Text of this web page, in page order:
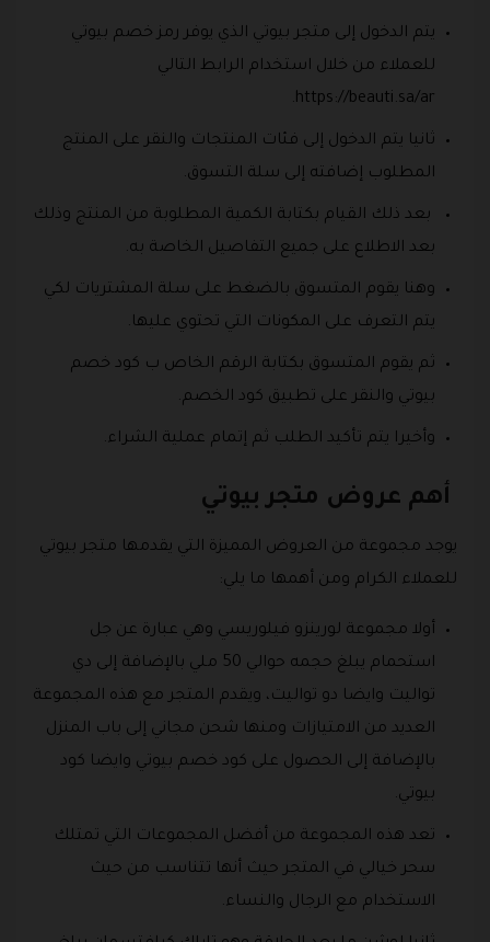
يتم الدخول إلى متجر بيوتي الذي يوفر رمز خصم بيوتي
للعملاء من خلال استخدام الرابط التالي
https://beauti.sa/ar.
ثانيا يتم الدخول إلى فئات المنتجات والنقر على المنتج
المطلوب إضافته إلى سلة التسوق.
بعد ذلك القيام بكتابة الكمية المطلوبة من المنتج وذلك
بعد الاطلاع على جميع التفاصيل الخاصة به.
وهنا يقوم المتسوق بالضغط على سلة المشتريات لكي
يتم التعرف على المكونات التي تحتوي عليها.
ثم يقوم المتسوق بكتابة الرقم الخاص ب كود خصم
بيوتي والنقر على تطبيق كود الخصم.
وأخيرا يتم تأكيد الطلب ثم إتمام عملية الشراء.
أهم عروض متجر بيوتي
يوجد مجموعة من العروض المميزة التي يقدمها متجر بيوتي
للعملاء الكرام ومن أهمها ما يلي:
أولا مجموعة لورينزو فيلوريسي وهي عبارة عن جل
استحمام يبلغ حجمه حوالي 50 ملي بالإضافة إلى دي
تواليت وايضا دو تواليت، ويقدم المتجر مع هذه المجموعة
العديد من الامتيازات ومنها شحن مجاني إلى باب المنزل
بالإضافة إلى الحصول على كود خصم بيوتي وايضا كود
بيوتي.
تعد هذه المجموعة من أفضل المجموعات التي تمتلك
سحر خيالي في المتجر حيث أنها تتناسب من حيث
الاستخدام مع الرجال والنساء.